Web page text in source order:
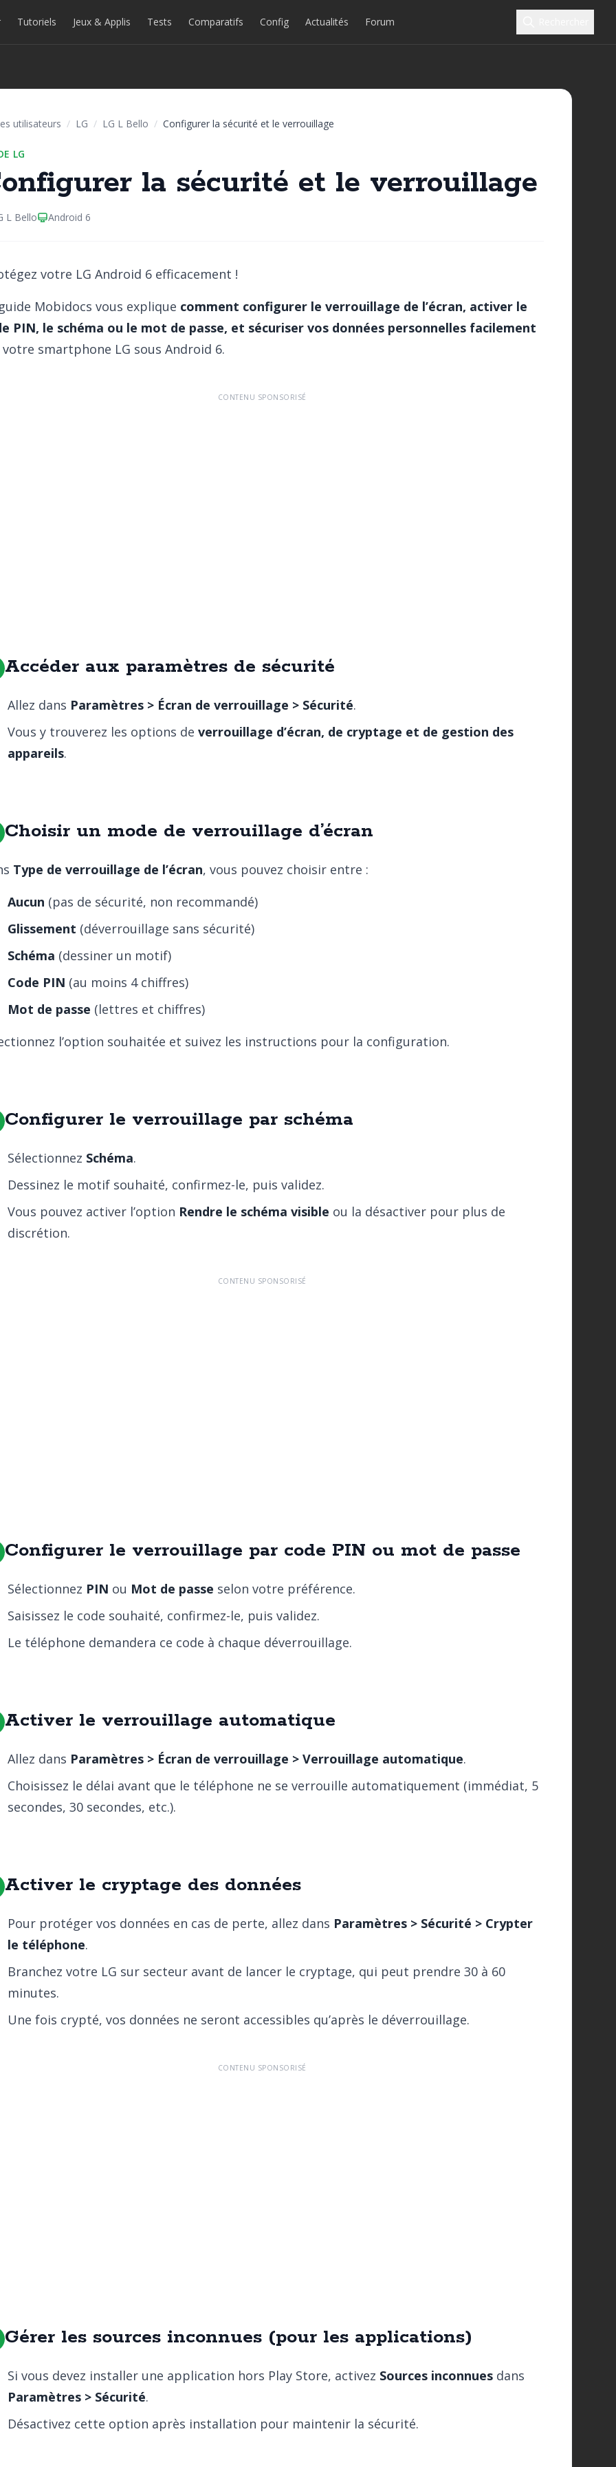
Tutoriels Jeux & Applis Tests Comparatifs Config Actualités Forum
utilisateurs / LG / LG L Bello / Configurer la sécurité et le verrouillage
LG
la sécurité et le verrouillage
L Bello Android 6
votre LG Android 6 efficacement !
Mobidocs vous explique comment configurer le verrouillage de l’écran, activer le
PIN, le schéma ou le mot de passe, et sécuriser vos données personnelles facilement
smartphone LG sous Android 6.
CONTENU SPONSORISÉ
Accéder aux paramètres de sécurité
Allez dans Paramètres > Écran de verrouillage > Sécurité.
Vous y trouverez les options de verrouillage d’écran, de cryptage et de gestion des
appareils.
Choisir un mode de verrouillage d’écran
Type de verrouillage de l’écran, vous pouvez choisir entre :
Aucun (pas de sécurité, non recommandé)
Glissement (déverrouillage sans sécurité)
Schéma (dessiner un motif)
Code PIN (au moins 4 chiffres)
Mot de passe (lettres et chiffres)
l’option souhaitée et suivez les instructions pour la configuration.
Configurer le verrouillage par schéma
Sélectionnez Schéma.
Dessinez le motif souhaité, confirmez-le, puis validez.
Vous pouvez activer l’option Rendre le schéma visible ou la désactiver pour plus de
discrétion.
CONTENU SPONSORISÉ
Configurer le verrouillage par code PIN ou mot de passe
Sélectionnez PIN ou Mot de passe selon votre préférence.
Saisissez le code souhaité, confirmez-le, puis validez.
Le téléphone demandera ce code à chaque déverrouillage.
Activer le verrouillage automatique
Allez dans Paramètres > Écran de verrouillage > Verrouillage automatique.
Choisissez le délai avant que le téléphone ne se verrouille automatiquement (immédiat, 5
secondes, 30 secondes, etc.).
Activer le cryptage des données
Pour protéger vos données en cas de perte, allez dans Paramètres > Sécurité > Crypter
le téléphone.
Branchez votre LG sur secteur avant de lancer le cryptage, qui peut prendre 30 à 60
minutes.
Une fois crypté, vos données ne seront accessibles qu’après le déverrouillage.
CONTENU SPONSORISÉ
Gérer les sources inconnues (pour les applications)
Si vous devez installer une application hors Play Store, activez Sources inconnues dans
Paramètres > Sécurité.
Désactivez cette option après installation pour maintenir la sécurité.